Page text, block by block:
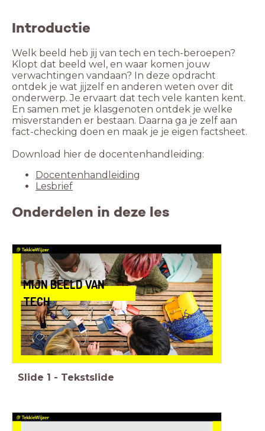
Introductie
Welk beeld heb jij van tech en tech-beroepen?
Klopt dat beeld wel, en waar komen jouw
verwachtingen vandaan? In deze opdracht
ontdek je wat jijzelf en anderen weten over dit
onderwerp. Je ervaart dat tech vele kanten kent.
En samen met je klasgenoten ontdek je welke
misverstanden er bestaan. Daarna ga je zelf aan
fact-checking doen en maak je je eigen factsheet.
Docentenhandleiding
Lesbrief
Onderdelen in deze les
MIJN BEELD VAN
TECH
Slide 1 - Tekstslide